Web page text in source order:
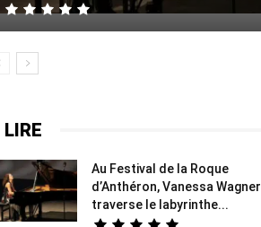
Au Festival de la Roque
d’Anthéron, Vanessa Wagner
traverse le labyrinthe...